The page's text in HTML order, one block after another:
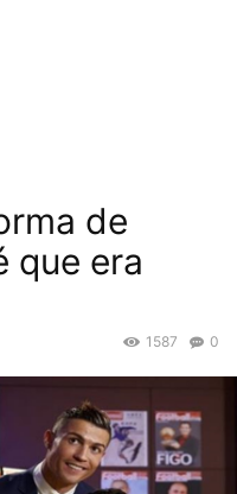
de
que era
0
1587